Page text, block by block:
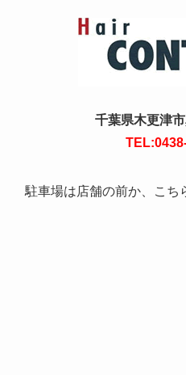
千葉県木更津
駐車場は店舗の前か、こち